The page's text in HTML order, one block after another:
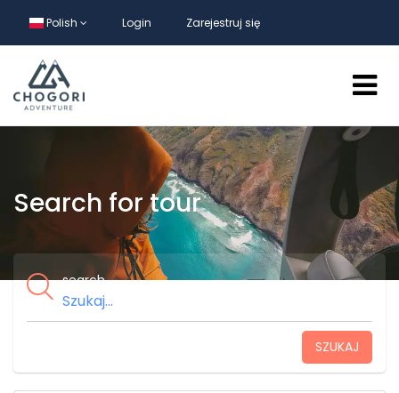
Polish Login Zarejestruj się
Search for tour
search
SZUKAJ